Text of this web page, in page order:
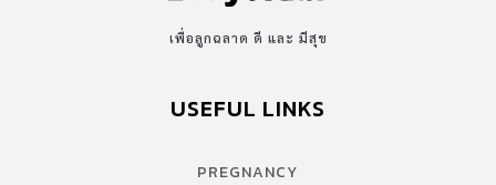
เพื่อลูกฉลาด ดี และ มีสุข
USEFUL LINKS
PREGNANCY